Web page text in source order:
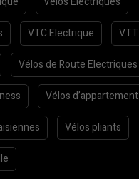
VTC Electrique VTT
Vélos de Route Electriques
Vélos d’appartement
Vélos pliants